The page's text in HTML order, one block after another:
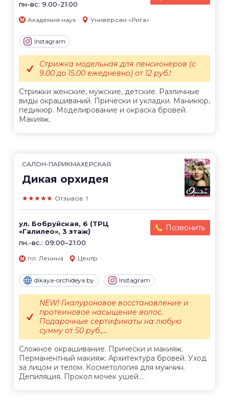
пн-вс: 9.00-21.00
Академия наук Универсам «Рига»
Instagram
Стрижки женские, мужские, детские. Различные
виды окрашиваний. Причёски и укладки. Маникюр,
педикюр. Моделирование и окраска бровей.
Макияж.
Стрижка модельная для пенсионеров (с
9.00 до 15.00 ежедневно) от 12 руб.!
САЛОН-ПАРИКМАХЕРСКАЯ
Дикая орхидея
★★★★★ Отзывов: 1
ул. Бобруйская, 6 (ТРЦ
«Галилео», 3 этаж)
пн.-вс.: 09:00–21:00
Позвонить
пл. Ленина Центр
dikaya-orchideya.by Instagram
Сложное окрашивание. Прически и макияж.
Перманентный макияж. Архитектура бровей. Уход
за лицом и телом. Косметология для мужчин.
Депиляция. Прокол мочек ушей....
NEW! Гиалуроновое восстановление и
протеиновое насыщение волос.
Подарочные сертификаты на любую
сумму от 50 руб.,...